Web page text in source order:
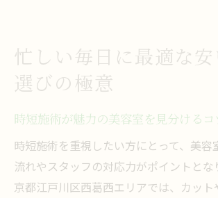
忙しい毎日に最適な
選びの極意
時短施術が魅力の美容室を見分けるコ
時短施術を重視したい方にとって、美容
流れやスタッフの対応力がポイントとな
京都江戸川区西葛西エリアでは、カッ